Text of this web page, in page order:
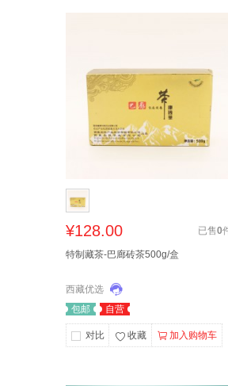
¥128.00 已售0
特制藏茶-巴廊砖茶500g/盒
西藏优选
包邮
自营
对比 收藏 加入购物车